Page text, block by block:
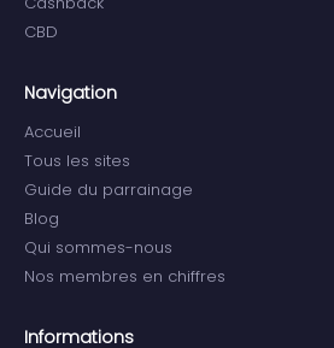
CBD
Navigation
Accueil
Tous les sites
Guide du parrainage
Blog
Qui sommes-nous
Nos membres en chiffres
Informations